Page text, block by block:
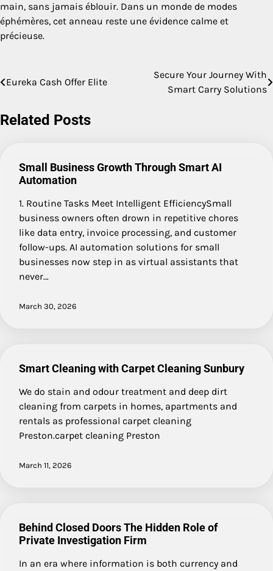
main, sans jamais éblouir. Dans un monde de modes
éphémères, cet anneau reste une évidence calme et
précieuse.
Post
Eureka Cash Offer Elite
Secure Your Journey With
Smart Carry Solutions
Related Posts
Small Business Growth Through Smart AI
Automation
1. Routine Tasks Meet Intelligent EfficiencySmall
business owners often drown in repetitive chores
like data entry, invoice processing, and customer
follow-ups. AI automation solutions for small
businesses now step in as virtual assistants that
never…
March 30, 2026
Smart Cleaning with Carpet Cleaning Sunbury
We do stain and odour treatment and deep dirt
cleaning from carpets in homes, apartments and
rentals as professional carpet cleaning
Preston.carpet cleaning Preston
March 11, 2026
Behind Closed Doors The Hidden Role of
Private Investigation Firm
In an era where information is both currency and